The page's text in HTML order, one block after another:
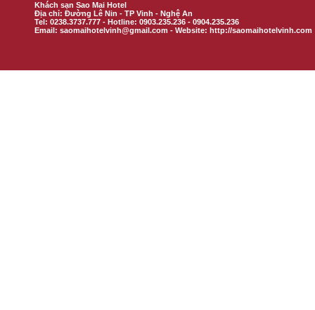
Khách sạn Sao Mai Hotel
Địa chỉ: Đường Lê Nin - TP Vinh - Nghệ An
Tel: 0238.3737.777 - Hotline: 0903.235.236 - 0904.235.236
Email: saomaihotelvinh@gmail.com - Website: http://saomaihotelvinh.com